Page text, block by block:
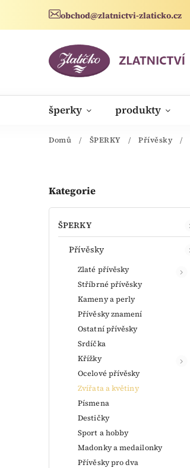
obchod@zlatnictvi-zlaticko.cz
šperky produkty
novinky
Domů / ŠPERKY / Přívěsky /
Kategorie
ŠPERKY
Přívěsky
Zlaté přívěsky
Stříbrné přívěsky
Kameny a perly
Přívěsky znamení
Ostatní přívěsky
Srdíčka
Křížky
Ocelové přívěsky
Zvířata a květiny
Písmena
Destičky
Sport a hobby
Madonky a medailonky
Přívěsky pro dva